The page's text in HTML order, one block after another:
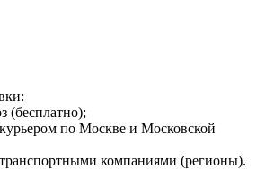
(бесплатно);
курьером по Москве и Московской
транспортными компаниями (регионы).